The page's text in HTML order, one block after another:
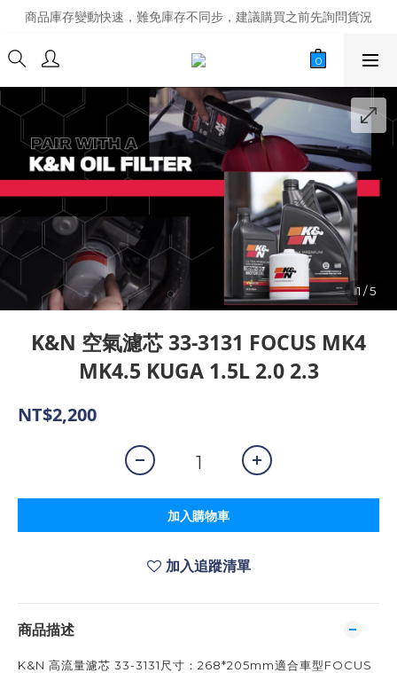
商品庫存變動快速，難免庫存不同步，建議購買之前先詢問貨況
商品庫存變動快速，難免庫存不同步，建議購買之前先詢問貨況
經營超過20年的改裝老字號，安全有保障
商品庫存變動快速，難免庫存不同步，建議購買之前先詢問貨況
K&N 空氣濾芯 33-3131 FOCUS MK4
MK4.5 KUGA 1.5L 2.0 2.3
NT$2,200
加入購物車
加入追蹤清單
商品描述
K&N 高流量濾芯 33-3131尺寸：268*205mm適合車型FOCUS